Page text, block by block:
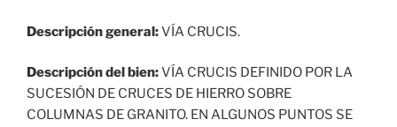
Descripción general:VÍA CRUCIS.
Descripción del bien:VÍA CRUCIS DEFINIDO POR LA
SUCESIÓN DE CRUCES DE HIERRO SOBRE
COLUMNAS DE GRANITO. EN ALGUNOS PUNTOS SE